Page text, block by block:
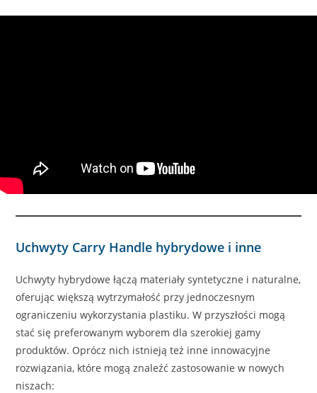
Uchwyty Carry Handle hybrydowe i inne
Uchwyty hybrydowe łączą materiały syntetyczne i naturalne,
oferując większą wytrzymałość przy jednoczesnym
ograniczeniu wykorzystania plastiku. W przyszłości mogą
stać się preferowanym wyborem dla szerokiej gamy
produktów. Oprócz nich istnieją też inne innowacyjne
rozwiązania, które mogą znaleźć zastosowanie w nowych
niszach: